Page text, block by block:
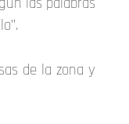
de la zona y